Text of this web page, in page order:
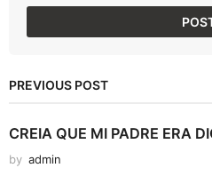
PREVIOUS POST
CREIA QUE MI PADRE ERA
by admin